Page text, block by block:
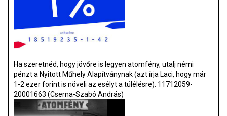
Ha szeretnéd, hogy jövőre is legyen atomfény, utalj némi
pénzt a Nyitott Műhely Alapítványnak (azt írja Laci, hogy már
1-2 ezer forint is növeli az esélyt a túlélésre). 11712059-
20001663 (Cserna-Szabó András)